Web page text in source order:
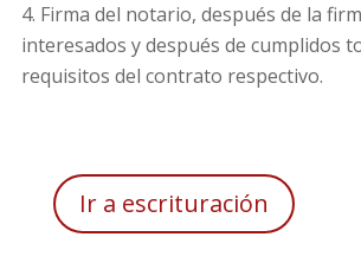
Firma del notario, después de la
interesados y después de cumplidos
requisitos del contrato respectivo.
Ir a escrituración